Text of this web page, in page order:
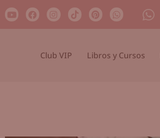
Club VIP Libros y Cursos